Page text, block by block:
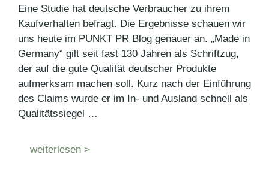
Eine Studie hat deutsche Verbraucher zu ihrem
Kaufverhalten befragt. Die Ergebnisse schauen wir
uns heute im PUNKT PR Blog genauer an. „Made in
Germany“ gilt seit fast 130 Jahren als Schriftzug,
der auf die gute Qualität deutscher Produkte
aufmerksam machen soll. Kurz nach der Einführung
des Claims wurde er im In- und Ausland schnell als
Qualitätssiegel …
weiterlesen >